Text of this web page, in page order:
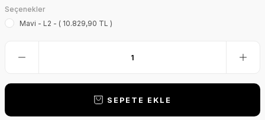
Seçenekler
Mavi - L2 - ( 10.829,90 TL )
SEPETE EKLE